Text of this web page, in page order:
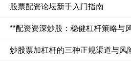
股票配资论坛新手入门指南
**配资资深炒股：稳健杠杆策略与
炒股票加杠杆的三种正规渠道与风